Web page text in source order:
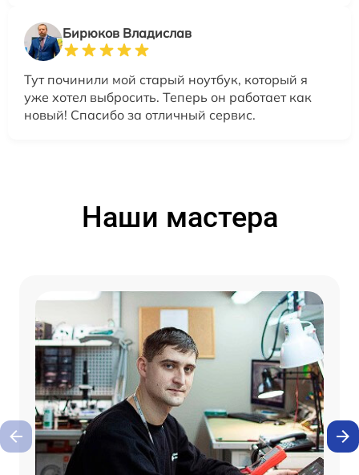
Бирюков Владислав
Тут починили мой старый ноутбук, который я
уже хотел выбросить. Теперь он работает как
новый! Спасибо за отличный сервис.
Наши мастера